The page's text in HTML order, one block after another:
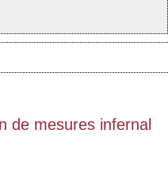
de mesures infernal